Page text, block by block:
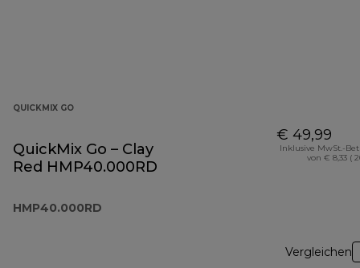
QUICKMIX GO
QuickMix Go – Clay
Red HMP40.000RD
HMP40.000RD
€ 49,99
Inklusive MwSt.-
von € 8,33 (
Vergleichen